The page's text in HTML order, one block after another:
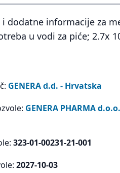
dodatne informacije za
u vodi za piće; 2.7x
GENERA d.d. - Hrvatska
GENERA PHARMA
323-01-00231-21-001
2027-10-03